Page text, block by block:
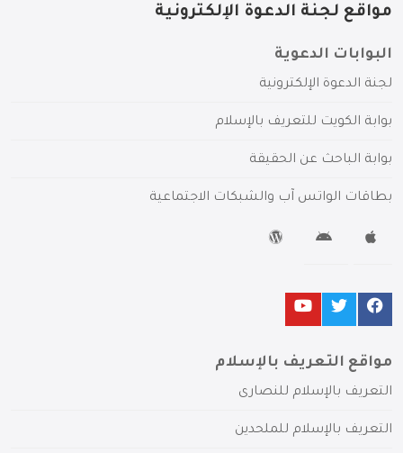
مواقع لجنة الدعوة الإلكترونية
البوابات الدعوية
لجنة الدعوة الإلكترونية
بوابة الكويت للتعريف بالإسلام
بوابة الباحث عن الحقيقة
بطاقات الواتس آب والشبكات الاجتماعية
مواقع التعريف بالإسلام
التعريف بالإسلام للنصارى
التعريف بالإسلام للملحدين